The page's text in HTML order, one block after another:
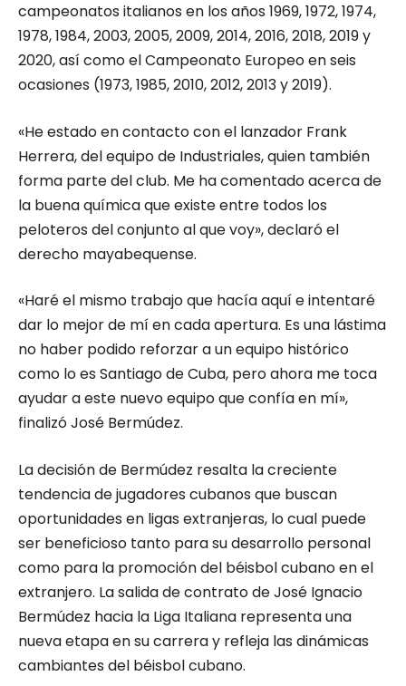
campeonatos italianos en los años 1969, 1972, 1974,
1978, 1984, 2003, 2005, 2009, 2014, 2016, 2018, 2019 y
2020, así como el Campeonato Europeo en seis
ocasiones (1973, 1985, 2010, 2012, 2013 y 2019).
«He estado en contacto con el lanzador Frank
Herrera, del equipo de Industriales, quien también
forma parte del club. Me ha comentado acerca de
la buena química que existe entre todos los
peloteros del conjunto al que voy», declaró el
derecho mayabequense.
«Haré el mismo trabajo que hacía aquí e intentaré
dar lo mejor de mí en cada apertura. Es una lástima
no haber podido reforzar a un equipo histórico
como lo es Santiago de Cuba, pero ahora me toca
ayudar a este nuevo equipo que confía en mí»,
finalizó José Bermúdez.
La decisión de Bermúdez resalta la creciente
tendencia de jugadores cubanos que buscan
oportunidades en ligas extranjeras, lo cual puede
ser beneficioso tanto para su desarrollo personal
como para la promoción del béisbol cubano en el
extranjero. La salida de contrato de José Ignacio
Bermúdez hacia la Liga Italiana representa una
nueva etapa en su carrera y refleja las dinámicas
cambiantes del béisbol cubano.